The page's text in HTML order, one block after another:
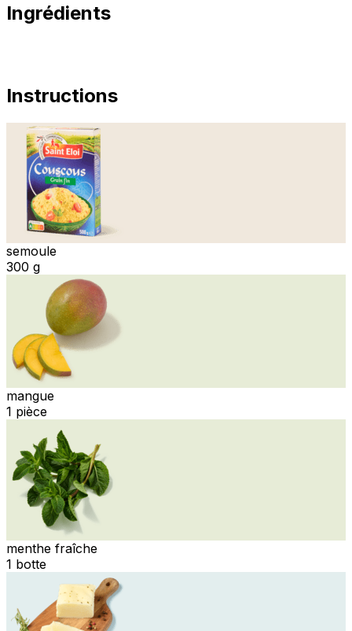
Ingrédients
Instructions
semoule
300 g
mangue
1 pièce
menthe fraîche
1 botte